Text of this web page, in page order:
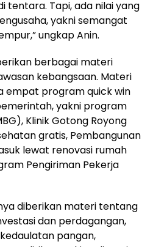
tentara. Tapi, ada nilai yang
yakni semangat
ungkap Anin.
berbagai materi
kebangsaan. Materi
empat program quick win
yakni program
Klinik Gotong Royong
gratis, Pembangunan
lewat renovasi rumah
Pengiriman Pekerja
diberikan materi tentang
dan perdagangan,
pangan,